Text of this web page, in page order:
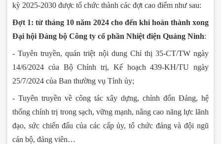
kỳ 2025-2030 được tổ chức thành các đợt cao điểm như sau:
Đợt 1: từ tháng 10 năm 2024 cho đến khi hoàn thành xong
Đại hội Đảng bộ Công ty cổ phần Nhiệt điện Quảng Ninh:
- Tuyên truyền, quán triệt nội dung Chỉ thị 35-CT/TW ngày
14/6/2024 của Bộ Chính trị, Kế hoạch 439-KH/TU ngày
25/7/2024 của Ban thường vụ Tỉnh ủy;
- Tuyên truyền về công tác xây dựng, chỉnh đốn Đảng, hệ
thống chính trị trong sạch, vững mạnh, nâng cao năng lực lãnh
đạo, sức chiến đấu của các cấp ủy, tổ chức đảng và đội ngũ
cán bộ, đảng viên…